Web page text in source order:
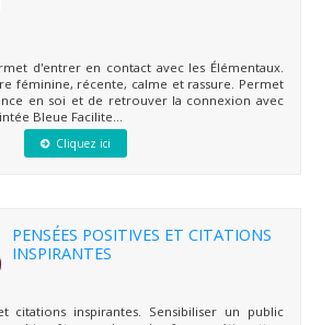
d'entrer en contact avec les Élémentaux.
féminine, récente, calme et rassure. Permet
en soi et de retrouver la connexion avec
Bleue Facilite...
Cliquez ici
PENSÉES POSITIVES ET CITATIONS
INSPIRANTES
citations inspirantes. Sensibiliser un public